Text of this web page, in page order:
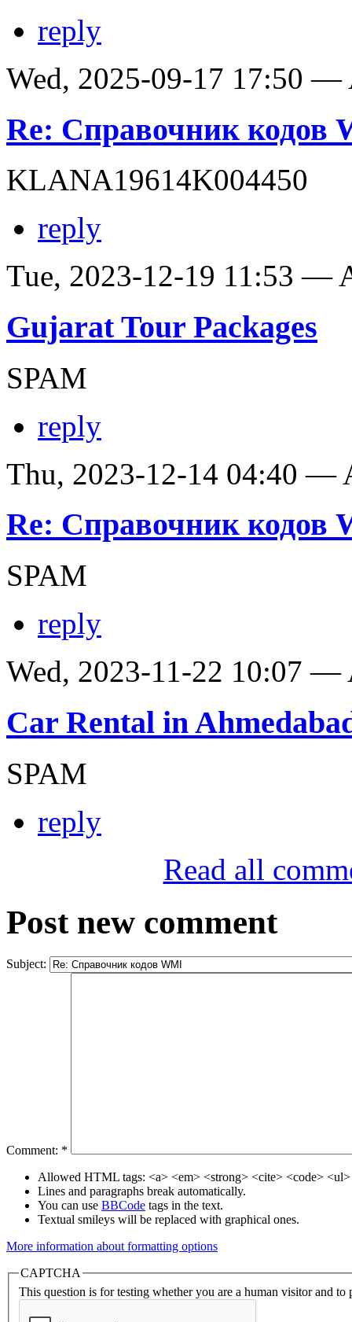
reply
Wed, 2025-09-17 17:50 —
Re: Справочник кодов
KLANA19614K004450
reply
Tue, 2023-12-19 11:53 —
Gujarat Tour Packages
SPAM
reply
Thu, 2023-12-14 04:40 —
Re: Справочник кодов
SPAM
reply
Wed, 2023-11-22 10:07 —
Car Rental in
SPAM
reply
Read all
Post new comment
Subject:
Comment: *
Allowed HTML tags: <a> <em> <strong> <cite> <code>
Lines and paragraphs break automatically.
You can use BBCode tags in the text.
Textual smileys will be replaced with graphical ones.
More information about formatting options
CAPTCHA
This question is for testing whether you are a human visitor and to